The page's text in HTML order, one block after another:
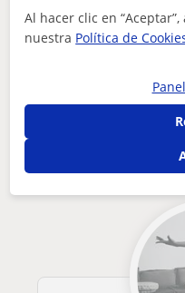
¿Hay algún error en
Otros profesores
que pueden
Al hacer clic en
nuestra Política de